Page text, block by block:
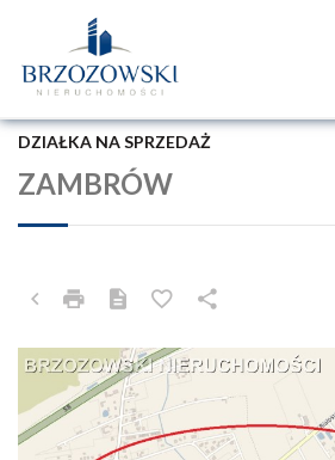
ZAMBRÓW
DZIAŁKA NA SPRZEDAŻ